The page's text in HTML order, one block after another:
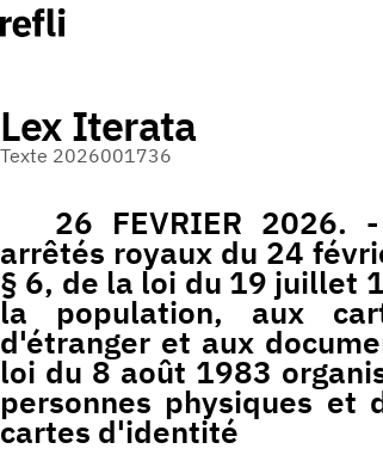
Lex Iterata
Texte 2026001736
26 FEVRIER 2026.
arrêtés royaux du 24
§ 6, de la loi du 19 juillet
la population, aux
d'étranger et aux
loi du 8 août 1983
personnes physiques
cartes d'identité